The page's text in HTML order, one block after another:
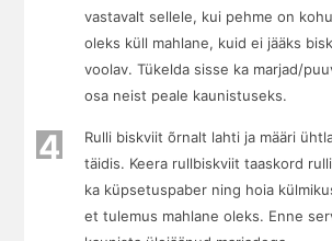
vastavalt sellele, kui pehme on
oleks küll mahlane, kuid ei jääks
voolav. Tükelda sisse ka marjad/
osa neist peale kaunistuseks.
4
Rulli biskviit õrnalt lahti ja määri
täidis. Keera rullbiskviit taaskord
ka küpsetuspaber ning hoia
et tulemus mahlane oleks. Enne